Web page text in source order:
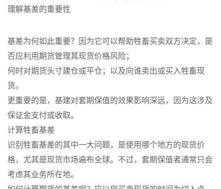
理解基差的重要性
基差为何如此重要？因为它可以帮助牲畜买卖双方决定，是
否应利用期货管理其现货价格风险；
何时对期货头寸建仓或平仓；以及向谁卖出或买入牲畜现
货。
更重要的是，基建对套期保值的效果影响深远，因为这涉及
保证金支付或收取。
计算牲畜基差
识别牲畜基差的其中一大问题，是使用哪个地方的现货价
格，尤其是现货市场遍布全球。不过，套期保值者通常只会
考虑其业务所在地。